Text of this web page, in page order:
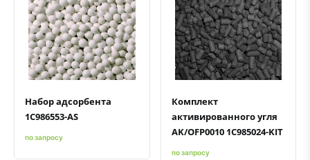
Быстрый просмотрДобавить к сравнению
Добавить в избранное
Набор адсорбента
1C986553-AS
по запросу
Быстрый просмотрДобавить к сравнению
Добавить в избранное
Комплект
активированного угля
AK/OFP0010 1C985024-KIT
по запросу